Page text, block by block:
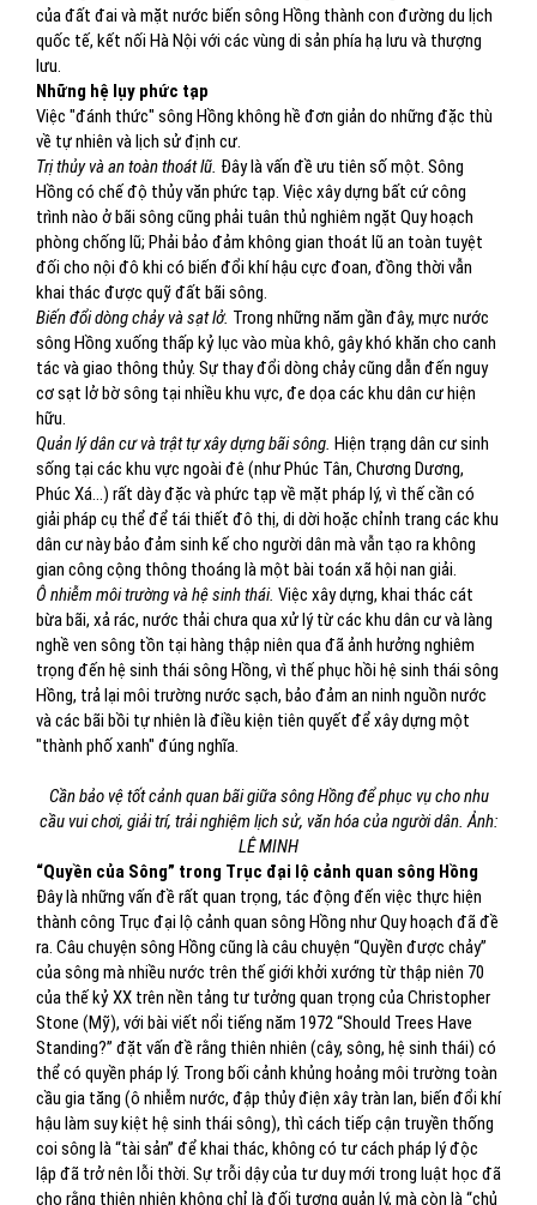
của đất đai và mặt nước biến sông Hồng thành con đường du lịch
quốc tế, kết nối Hà Nội với các vùng di sản phía hạ lưu và thượng
lưu.
Những hệ lụy phức tạp
Việc "đánh thức" sông Hồng không hề đơn giản do những đặc thù
về tự nhiên và lịch sử định cư.
Trị thủy và an toàn thoát lũ. Đây là vấn đề ưu tiên số một. Sông
Hồng có chế độ thủy văn phức tạp. Việc xây dựng bất cứ công
trình nào ở bãi sông cũng phải tuân thủ nghiêm ngặt Quy hoạch
phòng chống lũ; Phải bảo đảm không gian thoát lũ an toàn tuyệt
đối cho nội đô khi có biến đổi khí hậu cực đoan, đồng thời vẫn
khai thác được quỹ đất bãi sông.
Biến đổi dòng chảy và sạt lở. Trong những năm gần đây, mực nước
sông Hồng xuống thấp kỷ lục vào mùa khô, gây khó khăn cho canh
tác và giao thông thủy. Sự thay đổi dòng chảy cũng dẫn đến nguy
cơ sạt lở bờ sông tại nhiều khu vực, đe dọa các khu dân cư hiện
hữu.
Quản lý dân cư và trật tự xây dựng bãi sông. Hiện trạng dân cư sinh
sống tại các khu vực ngoài đê (như Phúc Tân, Chương Dương,
Phúc Xá...) rất dày đặc và phức tạp về mặt pháp lý, vì thế cần có
giải pháp cụ thể để tái thiết đô thị, di dời hoặc chỉnh trang các khu
dân cư này bảo đảm sinh kế cho người dân mà vẫn tạo ra không
gian công cộng thông thoáng là một bài toán xã hội nan giải.
Ô nhiễm môi trường và hệ sinh thái. Việc xây dựng, khai thác cát
bừa bãi, xả rác, nước thải chưa qua xử lý từ các khu dân cư và làng
nghề ven sông tồn tại hàng thập niên qua đã ảnh hưởng nghiêm
trọng đến hệ sinh thái sông Hồng, vì thế phục hồi hệ sinh thái sông
Hồng, trả lại môi trường nước sạch, bảo đảm an ninh nguồn nước
và các bãi bồi tự nhiên là điều kiện tiên quyết để xây dựng một
"thành phố xanh" đúng nghĩa.
Cần bảo vệ tốt cảnh quan bãi giữa sông Hồng để phục vụ cho nhu
cầu vui chơi, giải trí, trải nghiệm lịch sử, văn hóa của người dân. Ảnh:
LÊ MINH
“Quyền của Sông” trong Trục đại lộ cảnh quan sông Hồng
Đây là những vấn đề rất quan trọng, tác động đến việc thực hiện
thành công Trục đại lộ cảnh quan sông Hồng như Quy hoạch đã đề
ra. Câu chuyện sông Hồng cũng là câu chuyện “Quyền được chảy”
của sông mà nhiều nước trên thế giới khởi xướng từ thập niên 70
của thế kỷ XX trên nền tảng tư tưởng quan trọng của Christopher
Stone (Mỹ), với bài viết nổi tiếng năm 1972 “Should Trees Have
Standing?” đặt vấn đề rằng thiên nhiên (cây, sông, hệ sinh thái) có
thể có quyền pháp lý. Trong bối cảnh khủng hoảng môi trường toàn
cầu gia tăng (ô nhiễm nước, đập thủy điện xây tràn lan, biến đổi khí
hậu làm suy kiệt hệ sinh thái sông), thì cách tiếp cận truyền thống
coi sông là “tài sản” để khai thác, không có tư cách pháp lý độc
lập đã trở nên lỗi thời. Sự trỗi dậy của tư duy mới trong luật học đã
cho rằng thiên nhiên không chỉ là đối tượng quản lý, mà còn là “chủ